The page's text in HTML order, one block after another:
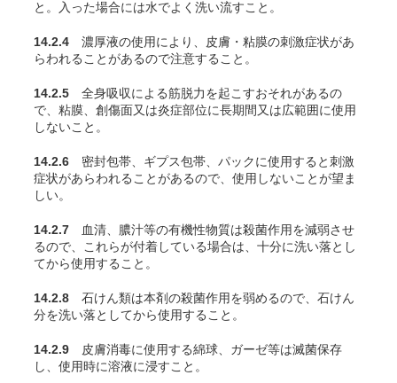
と。入った場合には水でよく洗い流すこと。
14.2.4 濃厚液の使用により、皮膚・粘膜の刺激症状があ
らわれることがあるので注意すること。
14.2.5 全身吸収による筋脱力を起こすおそれがあるの
で、粘膜、創傷面又は炎症部位に長期間又は広範囲に使用
しないこと。
14.2.6 密封包帯、ギプス包帯、パックに使用すると刺激
症状があらわれることがあるので、使用しないことが望ま
しい。
14.2.7 血清、膿汁等の有機性物質は殺菌作用を減弱させ
るので、これらが付着している場合は、十分に洗い落とし
てから使用すること。
14.2.8 石けん類は本剤の殺菌作用を弱めるので、石けん
分を洗い落としてから使用すること。
14.2.9 皮膚消毒に使用する綿球、ガーゼ等は滅菌保存
し、使用時に溶液に浸すこと。